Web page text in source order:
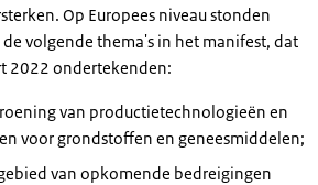
Op Europees niveau stonden
de volgende thema's in het manifest, dat
2022 ondertekenden:
van productietechnologieën en
voor grondstoffen en geneesmiddelen;
van opkomende bedreigingen